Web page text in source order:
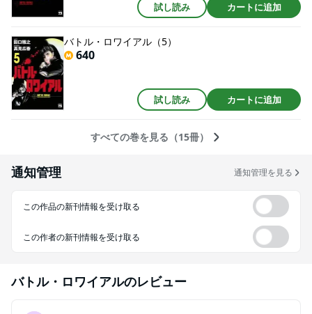
試し読み カートに追加
バトル・ロワイアル（5）
640
試し読み カートに追加
すべての巻を見る（15冊）
通知管理 通知管理を見る
この作品の新刊情報を受け取る
この作者の新刊情報を受け取る
バトル・ロワイアルのレビュー